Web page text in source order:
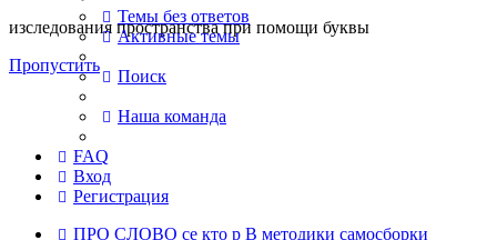
изследования пространства при помощи буквы
Пропустить
Темы без ответов
Активные темы
Поиск
Наша команда
FAQ
Вход
Регистрация
ПРО СЛОВО се кто р В методики самосборки